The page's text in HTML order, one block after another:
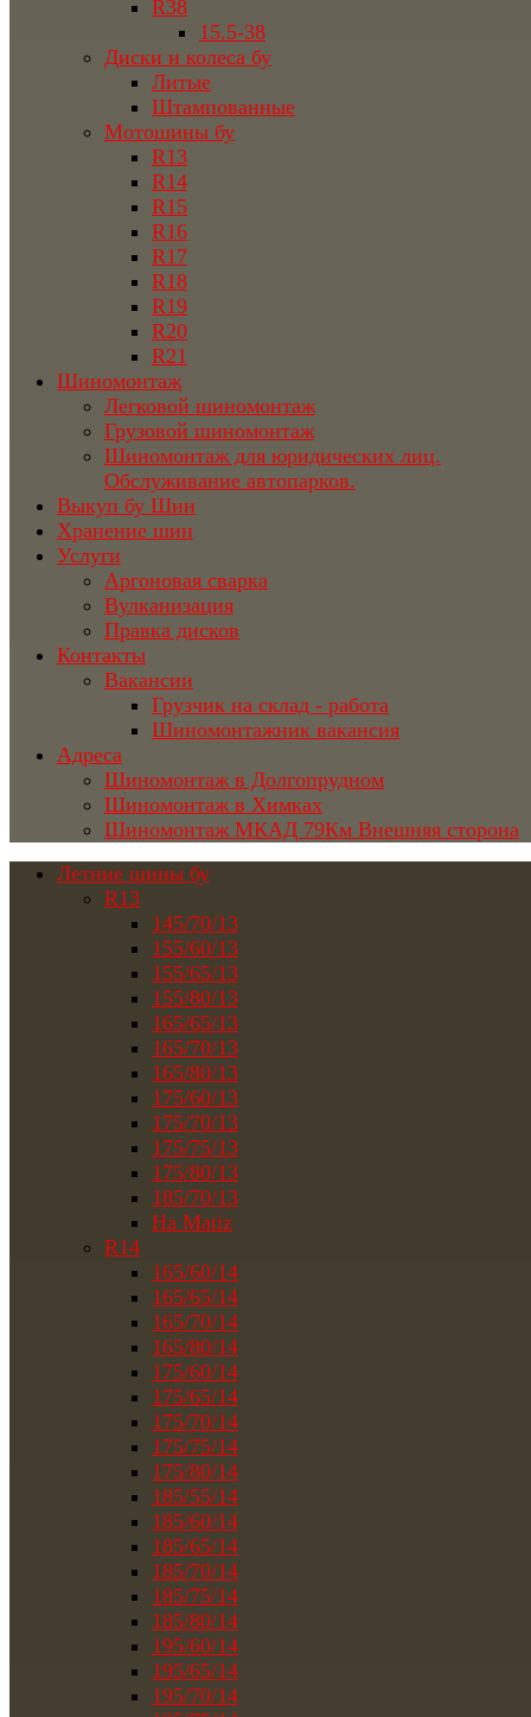
R38
15.5-38
Диски и колеса бу
Литые
Штампованные
Мотошины бу
R13
R14
R15
R16
R17
R18
R19
R20
R21
Шиномонтаж
Легковой шиномонтаж
Грузовой шиномонтаж
Шиномонтаж для юридических лиц.
Обслуживание автопарков.
Выкуп бу Шин
Хранение шин
Услуги
Аргоновая сварка
Вулканизация
Правка дисков
Контакты
Вакансии
Грузчик на склад - работа
Шиномонтажник вакансия
Адреса
Шиномонтаж в Долгопрудном
Шиномонтаж в Химках
Шиномонтаж МКАД 79Км Внешняя сторона
Летние шины бу
R13
145/70/13
155/60/13
155/65/13
155/80/13
165/65/13
165/70/13
165/80/13
175/60/13
175/70/13
175/75/13
175/80/13
185/70/13
На Matiz
R14
165/60/14
165/65/14
165/70/14
165/80/14
175/60/14
175/65/14
175/70/14
175/75/14
175/80/14
185/55/14
185/60/14
185/65/14
185/70/14
185/75/14
185/80/14
195/60/14
195/65/14
195/70/14